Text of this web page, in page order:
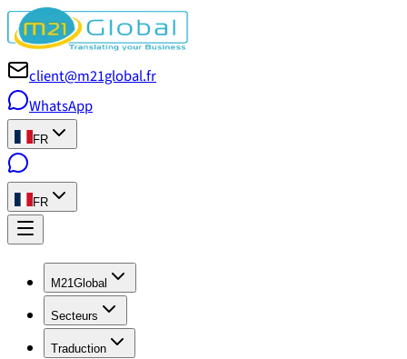
client@m21global.fr
WhatsApp
FR
FR
M21Global
Secteurs
Traduction